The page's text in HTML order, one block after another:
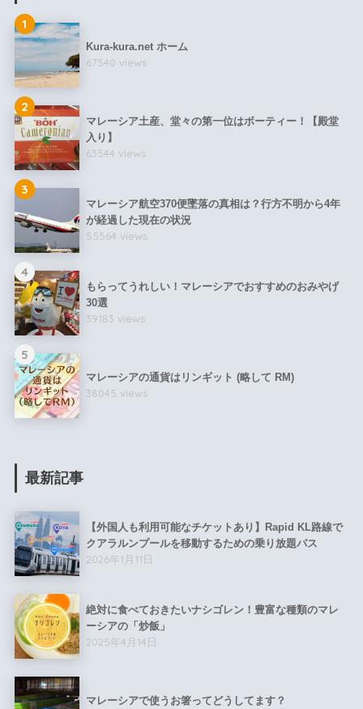
1
Kura-kura.net ホーム
67540 views
2
マレーシア土産、堂々の第一位はボーティー！【殿堂
入り】
63544 views
3
マレーシア航空370便墜落の真相は？行方不明から4年
が経過した現在の状況
55564 views
4
もらってうれしい！マレーシアでおすすめのおみやげ
30選
39183 views
5
マレーシアの通貨はリンギット (略して RM)
38045 views
最新記事
【外国人も利用可能なチケットあり】Rapid KL路線で
クアラルンプールを移動するための乗り放題パス
2026年1月11日
絶対に食べておきたいナシゴレン！豊富な種類のマレ
ーシアの「炒飯」
2025年4月14日
マレーシアで使うお箸ってどうしてます？